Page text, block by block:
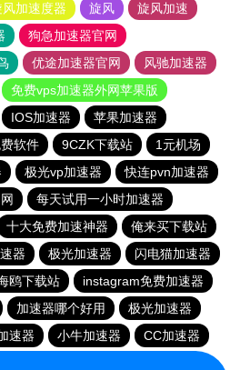
风加速度器 旋风
旋风加速
狗急加速器官网
优途加速器官网
风驰加速器
免费vps加速器外网苹果版
IOS加速器
苹果加速器
软件 9CZK下载站
1元机场
极光vp加速器
快连pvn加速器
每天试用一小时加速器
十大免费加速神器
俺来买下载站
器 极光加速器
闪电猫加速器
鸥下载站
instagram免费加速器
加速器哪个好用
极光加速器
速器 小牛加速器
CC加速器